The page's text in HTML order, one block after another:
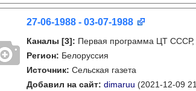
27-06-1988 - 03-07-1988
Каналы [3]: Первая программа ЦТ
Регион: Белоруссия
Источник: Сельская газета
Добавил на сайт: dimaruu (2021-12-09